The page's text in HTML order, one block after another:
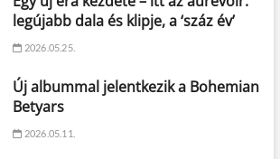
legújabb dala és klipje, a ‘száz év’
2026.05.25.
Új albummal jelentkezik a Bohemian
Betyars
2026.05.11.